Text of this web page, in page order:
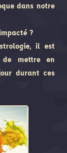
dans notre
?
il est
de mettre en
durant ces